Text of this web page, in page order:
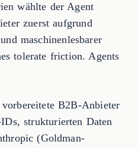
wählte der Agent
zuerst aufgrund
maschinenlesbarer
tolerate friction. Agents
vorbereitete B2B-Anbieter
strukturierten Daten
(Goldman-